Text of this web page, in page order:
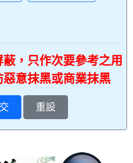
，只作次要參考之用
意抹黑或商業抹黑